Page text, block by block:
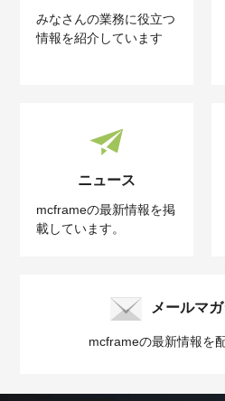
みなさんの業務に役立つ
情報を紹介しています
ニュース
mcframeの最新情報を掲
載しています。
メールマ
mcframeの最新情報を